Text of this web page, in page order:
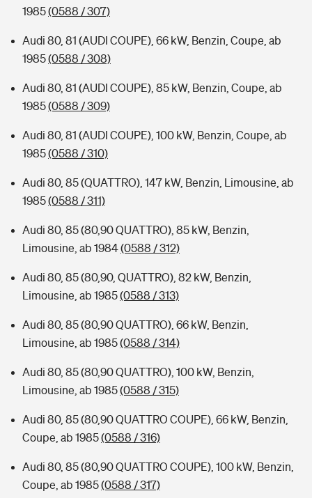
1985(0588 / 307)
Audi 80, 81 (AUDI COUPE), 66 kW, Benzin, Coupe, ab
1985(0588 / 308)
Audi 80, 81 (AUDI COUPE), 85 kW, Benzin, Coupe, ab
1985(0588 / 309)
Audi 80, 81 (AUDI COUPE), 100 kW, Benzin, Coupe, ab
1985(0588 / 310)
Audi 80, 85 (QUATTRO), 147 kW, Benzin, Limousine, ab
1985(0588 / 311)
Audi 80, 85 (80,90 QUATTRO), 85 kW, Benzin,
Limousine, ab 1984(0588 / 312)
Audi 80, 85 (80,90, QUATTRO), 82 kW, Benzin,
Limousine, ab 1985(0588 / 313)
Audi 80, 85 (80,90 QUATTRO), 66 kW, Benzin,
Limousine, ab 1985(0588 / 314)
Audi 80, 85 (80,90 QUATTRO), 100 kW, Benzin,
Limousine, ab 1985(0588 / 315)
Audi 80, 85 (80,90 QUATTRO COUPE), 66 kW, Benzin,
Coupe, ab 1985(0588 / 316)
Audi 80, 85 (80,90 QUATTRO COUPE), 100 kW, Benzin,
Coupe, ab 1985(0588 / 317)